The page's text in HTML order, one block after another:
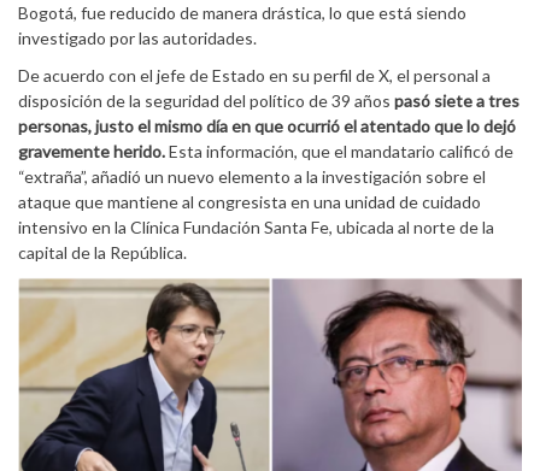
Bogotá, fue reducido de manera drástica, lo que está siendo
investigado por las autoridades.
De acuerdo con el jefe de Estado en su perfil de X, el personal a
disposición de la seguridad del político de 39 años pasó siete a tres
personas, justo el mismo día en que ocurrió el atentado que lo dejó
gravemente herido.Esta información, que el mandatario calificó de
“extraña”, añadió un nuevo elemento a la investigación sobre el
ataque que mantiene al congresista en una unidad de cuidado
intensivo en la Clínica Fundación Santa Fe, ubicada al norte de la
capital de la República.